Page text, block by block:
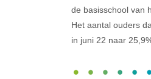
de basisschool van
Het aantal ouders
in juni 22 naar